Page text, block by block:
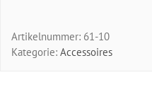
Artikelnummer: 61-10
Kategorie: Accessoires